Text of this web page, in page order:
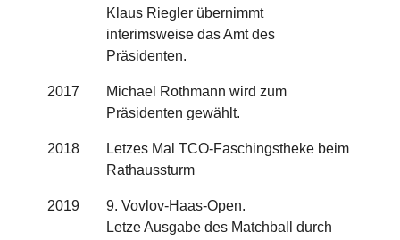
Klaus Riegler übernimmt
interimsweise das Amt des
Präsidenten.
2017
Michael Rothmann wird zum
Präsidenten gewählt.
2018
Letzes Mal TCO-Faschingstheke beim
Rathaussturm
2019
9. Vovlov-Haas-Open.
Letze Ausgabe des Matchball durch